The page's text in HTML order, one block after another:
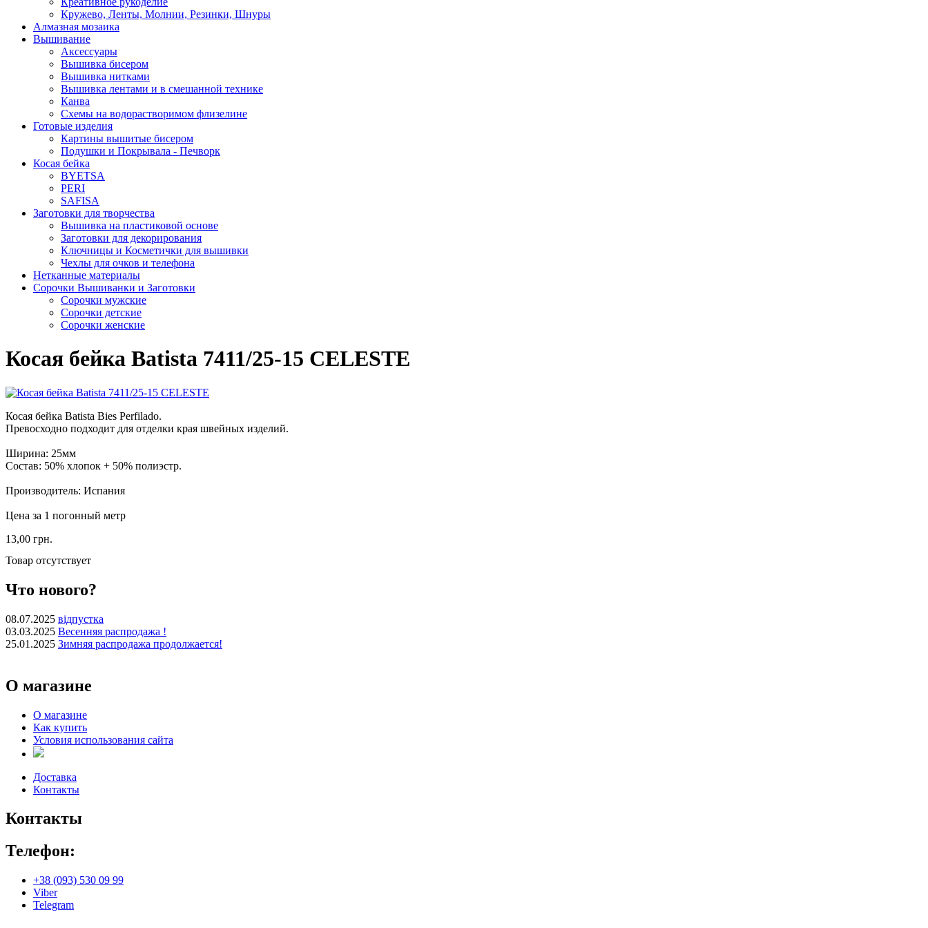
Кружево, Ленты, Молнии, Резинки, Шнуры
Алмазная мозаика
Вышивание
Аксессуары
Вышивка бисером
Вышивка нитками
Вышивка лентами и в смешанной технике
Канва
Схемы на водорастворимом флизелине
Готовые изделия
Картины вышитые бисером
Подушки и Покрывала - Печворк
Косая бейка
BYETSA
PERI
SAFISA
Заготовки для творчества
Вышивка на пластиковой основе
Заготовки для декорирования
Ключницы и Косметички для вышивки
Чехлы для очков и телефона
Нетканные материалы
Сорочки Вышиванки и Заготовки
Cорочки мужские
Сорочки детские
Сорочки женские
Косая бейка Batista 7411/25-15 CELESTE
Косая бейка Batista Bies Perfilado.
Превосходно подходит для отделки края швейных изделий.
Ширина: 25мм
Состав: 50% хлопок + 50% полиэстр.
Производитель: Испания
Цена за 1 погонный метр
13,00 грн.
Товар отсутствует
Что нового?
08.07.2025 відпустка
03.03.2025 Весенняя распродажа !
25.01.2025 Зимняя распродажа продолжается!
О магазине
О магазине
Как купить
Условия использования сайта
Доставка
Контакты
Контакты
Телефон:
+38 (093) 530 09 99
Viber
Telegram